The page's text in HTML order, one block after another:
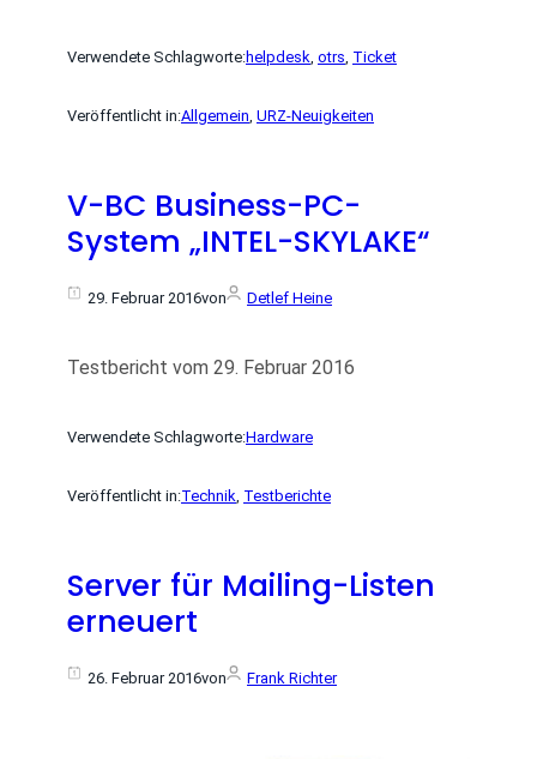
Verwendete Schlagworte:helpdesk otrs Ticket
Veröffentlicht in:Allgemein URZ-Neuigkeiten
V-BC Business-PC-
System „INTEL-SKYLAKE“
29. Februar 2016von Detlef Heine
Testbericht vom 29. Februar 2016
Verwendete Schlagworte:Hardware
Veröffentlicht in:Technik Testberichte
Server für Mailing-Listen
erneuert
26. Februar 2016von Frank Richter